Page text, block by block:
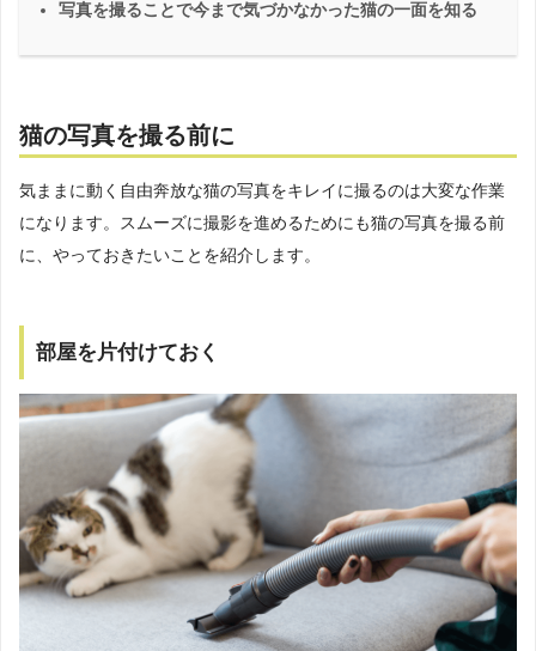
写真を撮ることで今まで気づかなかった猫の一面を知る
猫の写真を撮る前に
気ままに動く自由奔放な猫の写真をキレイに撮るのは大変な作業
になります。スムーズに撮影を進めるためにも猫の写真を撮る前
に、やっておきたいことを紹介します。
部屋を片付けておく